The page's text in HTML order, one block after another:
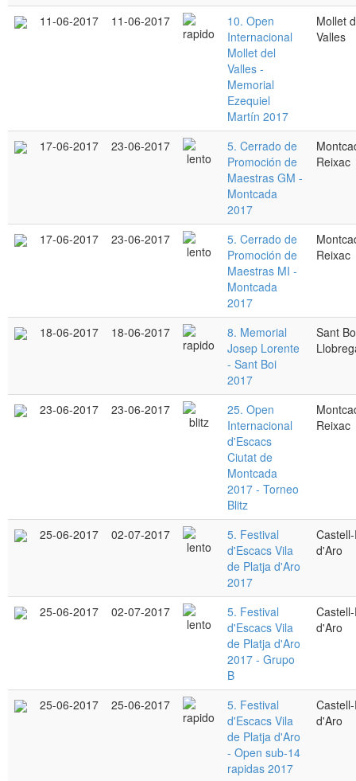
11-06-2017 11-06-2017
10. Open
Internacional
Mollet del
Valles -
Memorial
Ezequiel
Martín 2017
Mollet
Valles
17-06-2017 23-06-2017
5. Cerrado de
Promoción de
Maestras GM -
Montcada
2017
Reixac
17-06-2017 23-06-2017
5. Cerrado de
Promoción de
Maestras MI -
Montcada
2017
Reixac
18-06-2017 18-06-2017
8. Memorial
Josep Lorente
- Sant Boi
2017
Sant
23-06-2017 23-06-2017
25. Open
Internacional
d'Escacs
Ciutat de
Montcada
2017 - Torneo
Blitz
Reixac
25-06-2017 02-07-2017
5. Festival
d'Escacs Vila
de Platja d'Aro
2017
d'Aro
25-06-2017 02-07-2017
5. Festival
d'Escacs Vila
de Platja d'Aro
2017 - Grupo
B
d'Aro
25-06-2017 25-06-2017
5. Festival
d'Escacs Vila
de Platja d'Aro
- Open sub-14
rapidas 2017
d'Aro